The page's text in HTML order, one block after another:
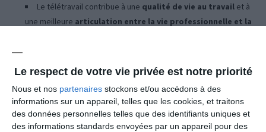
Le respect de votre vie privée est notre priorité
Nous et nos partenaires stockons et/ou accédons à des
informations sur un appareil, telles que les cookies, et traitons
des données personnelles telles que des identifiants uniques et
des informations standards envoyées par un appareil pour des
Le télétravail contribue à une qualité de vie au travail et à
une meilleure articulation entre la vie professionnelle et la
limitation des déplacements, des risques d'accident de trajet,
réduction des gaz à effets de serre, etc.
Ce mode de fonctionnement répond aux
agents et participe à l’attractivité et à la fidélisation des
équipesau sein de la structure